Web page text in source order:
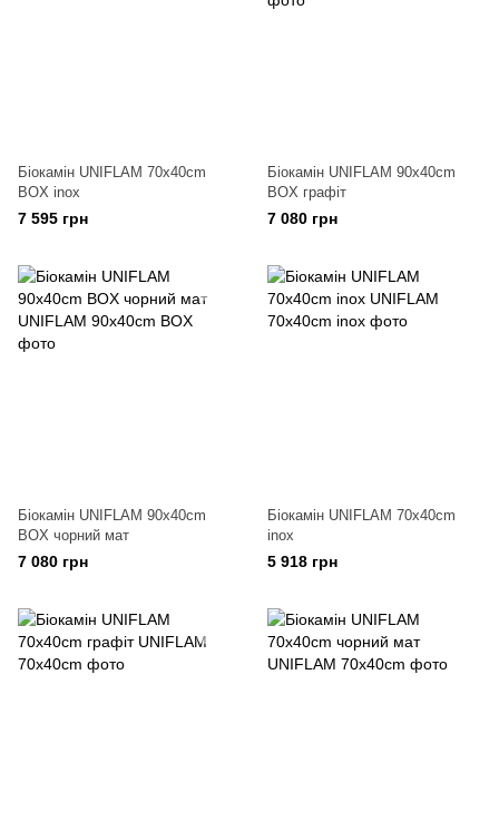
Біокамін UNIFLAM 70x40cm
BOX inox
7 595 грн
Біокамін UNIFLAM 90x40cm
BOX графіт
7 080 грн
Біокамін UNIFLAM 90x40cm
BOX чорний мат
7 080 грн
Біокамін UNIFLAM 70x40cm
inox
5 918 грн